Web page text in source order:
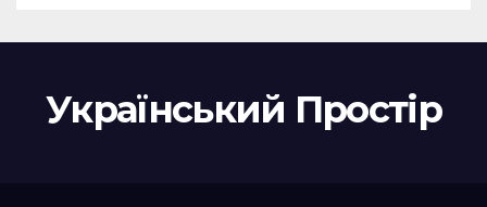
Український Простір